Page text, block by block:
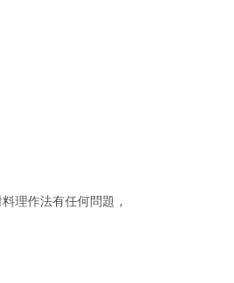
理作法有任何問題，